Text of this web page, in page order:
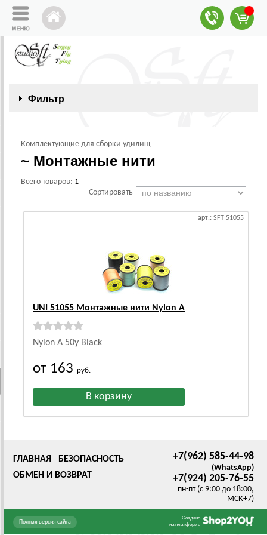
Фильтр
Комплектующие для сборки удилищ
~ Монтажные нити
Всего товаров: 1
Сортировать
арт.: SFT 51055
UNI 51055 Монтажные нити Nylon A
Nylon A 50y Black
от 163 руб.
+7(962) 585-44-98
(WhatsApp)
+7(924) 205-76-55
пн-пт (с 9:00 до 18:00,
МСК+7)
ГЛАВНАЯ
БЕЗОПАСНОСТЬ
ОБМЕН И ВОЗВРАТ
Создано
на платформе
Полная версия сайта